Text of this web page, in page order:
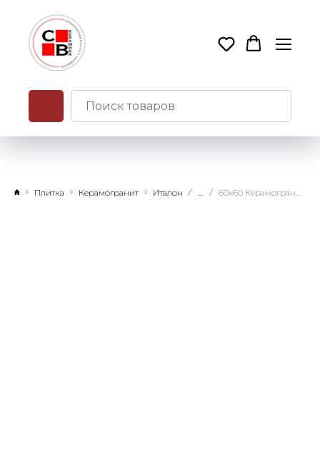
Плитка Керамогранит Италон